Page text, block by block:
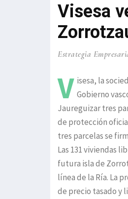
Visesa
Estrategia
V isesa, la
Gobierno
Jaureguizar tres
de protección
tres parcelas se
Las 131 viviendas
futura isla de
línea de la Ría. La
de precio tasado y